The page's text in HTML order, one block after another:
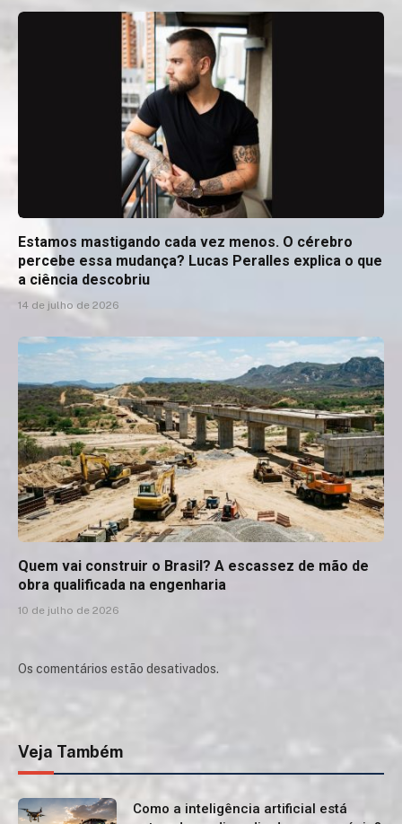
Estamos mastigando cada vez menos. O cérebro
percebe essa mudança? Lucas Peralles explica o que
a ciência descobriu
14 de julho de 2026
Quem vai construir o Brasil? A escassez de mão de
obra qualificada na engenharia
10 de julho de 2026
Os comentários estão desativados.
Veja Também
Como a inteligência artificial está